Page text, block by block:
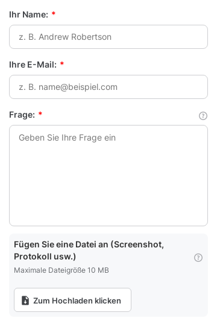
Ihr Name: *
Ihre E-Mail: *
Frage: *
Fügen Sie eine Datei an (Screenshot,
Protokoll usw.)
Maximale Dateigröße 10 MB
Zum Hochladen klicken